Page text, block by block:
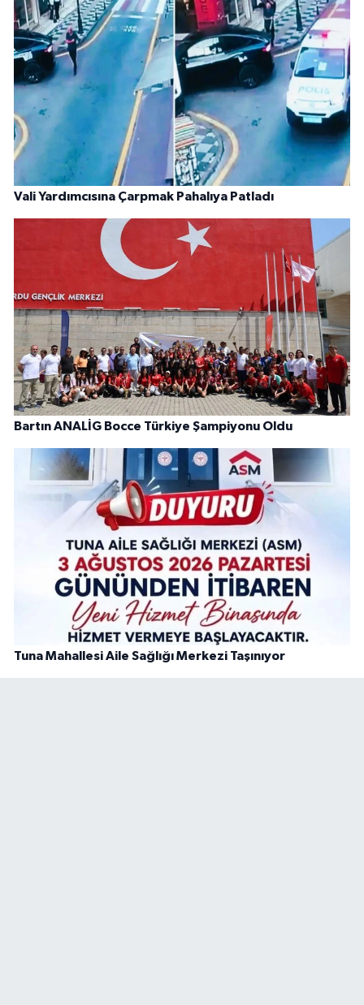
Vali Yardımcısına Çarpmak Pahalıya Patladı
Bartın ANALİG Bocce Türkiye Şampiyonu Oldu
Tuna Mahallesi Aile Sağlığı Merkezi Taşınıyor